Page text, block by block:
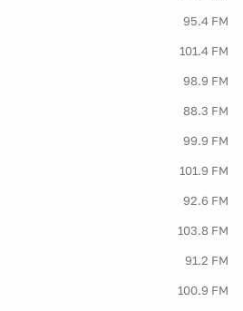
95.4 FM
101.4 FM
98.9 FM
88.3 FM
99.9 FM
101.9 FM
92.6 FM
103.8 FM
91.2 FM
100.9 FM